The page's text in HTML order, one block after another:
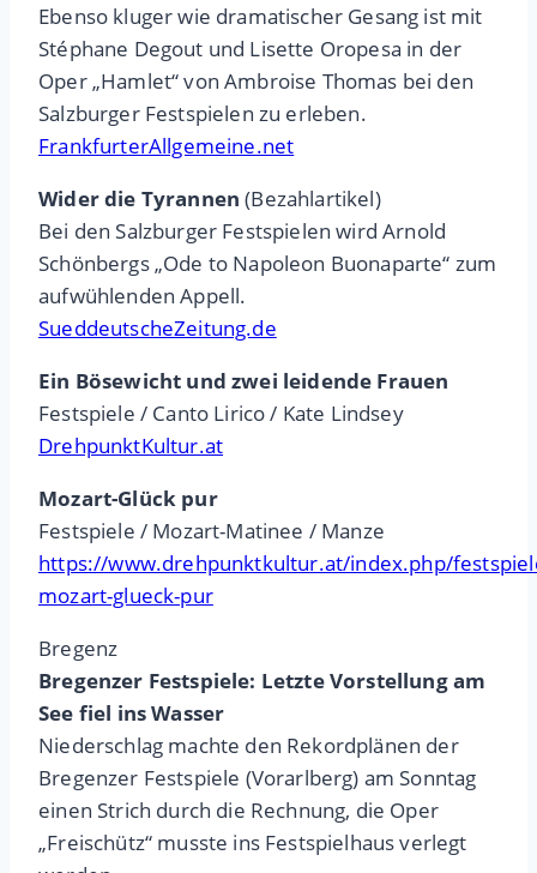
Ebenso kluger wie dramatischer Gesang ist mit
Stéphane Degout und Lisette Oropesa in der
Oper „Hamlet“ von Ambroise Thomas bei den
Salzburger Festspielen zu erleben.
FrankfurterAllgemeine.net
Wider die Tyrannen (Bezahlartikel)
Bei den Salzburger Festspielen wird Arnold
Schönbergs „Ode to Napoleon Buonaparte“ zum
aufwühlenden Appell.
SueddeutscheZeitung.de
Ein Bösewicht und zwei leidende Frauen
Festspiele / Canto Lirico / Kate Lindsey
DrehpunktKultur.at
Mozart-Glück pur
Festspiele / Mozart-Matinee / Manze
https://www.drehpunktkultur.at/index.php/
mozart-glueck-pur
Bregenz
Bregenzer Festspiele: Letzte Vorstellung am
See fiel ins Wasser
Niederschlag machte den Rekordplänen der
Bregenzer Festspiele (Vorarlberg) am Sonntag
einen Strich durch die Rechnung, die Oper
„Freischütz“ musste ins Festspielhaus verlegt